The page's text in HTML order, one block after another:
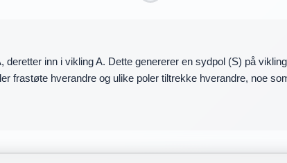
B, og den negative børsten (-)
enden (A) til en N-pol. Drevet av statorens magnetiske